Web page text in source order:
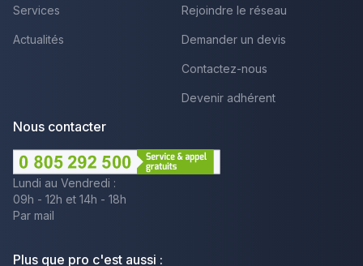
Services
Actualités
Rejoindre le réseau
Demander un devis
Contactez-nous
Devenir adhérent
Nous contacter
Lundi au Vendredi :
09h - 12h et 14h - 18h
Par mail
Plus que pro c'est aussi :